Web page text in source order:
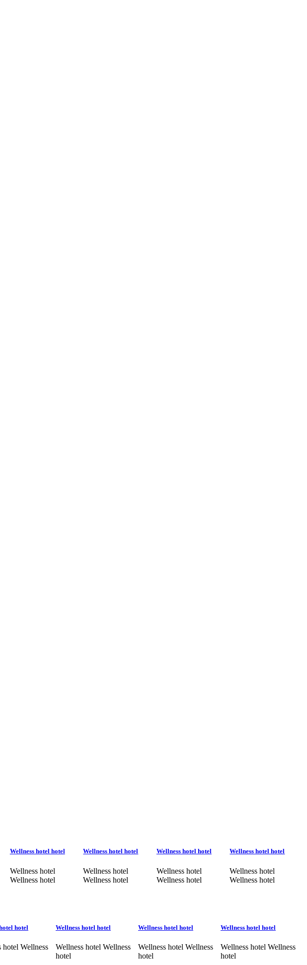
Wellness hotel hotel
Wellness hotel
Wellness hotel
Wellness hotel hotel
Wellness hotel
Wellness hotel
Wellness hotel hotel
Wellness hotel
Wellness hotel
Wellness hotel hotel
Wellness hotel
Wellness hotel
hotel
hotel Wellness
Wellness hotel hotel
Wellness hotel Wellness
hotel
Wellness hotel hotel
Wellness hotel Wellness
hotel
Wellness hotel hotel
Wellness hotel Wellness
hotel